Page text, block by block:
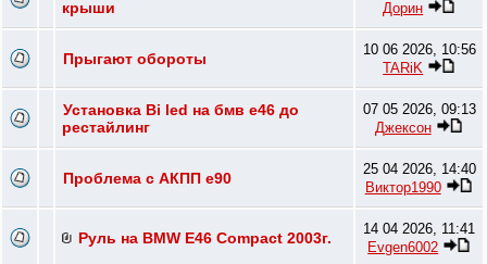
крыши
Дорин
Прыгают обороты
10 06 2026, 10:56
TARiK
Установка Bi led на бмв е46 до
рестайлинг
07 05 2026, 09:13
Джексон
Проблема с АКПП e90
25 04 2026, 14:40
Виктор1990
Руль на BMW E46 Compact 2003г.
14 04 2026, 11:41
Evgen6002